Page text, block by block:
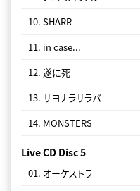
10. SHARR
11. in case...
12. 遂に死
13. サヨナラサラバ
14. MONSTERS
Live CD Disc 5
01. オーケストラ